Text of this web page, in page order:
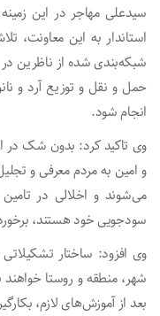
سیدعلی مهاجر در این
استاندار به این معاونت،
شبکه‌بندی شده از ناظرین در
حمل و نقل و توزیع آرد و
انجام شود.
وی تاکید کرد: بدون شک در
و امین به مردم معرفی و
می‌شوند و اخلالی در تامین
سودجویی خود هستند،
وی افزود: ساختار
شهر، منطقه و روستا
بعد از آموزش‌های لازم،